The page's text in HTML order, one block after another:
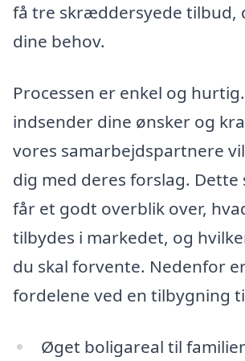
få tre skræddersyede tilbud,
dine behov.
Processen er enkel og
indsender dine ønsker og
vores samarbejdspartnere
dig med deres forslag. Dette
får et godt overblik over,
tilbydes i markedet, og
du skal forvente. Nedenfor
fordelene ved en tilbygning
Øget boligareal til